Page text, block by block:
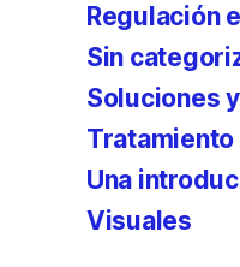
Regulación
Sin
Soluciones
Una
Visuales